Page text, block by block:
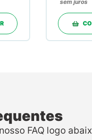
sem juros
FAQ logo